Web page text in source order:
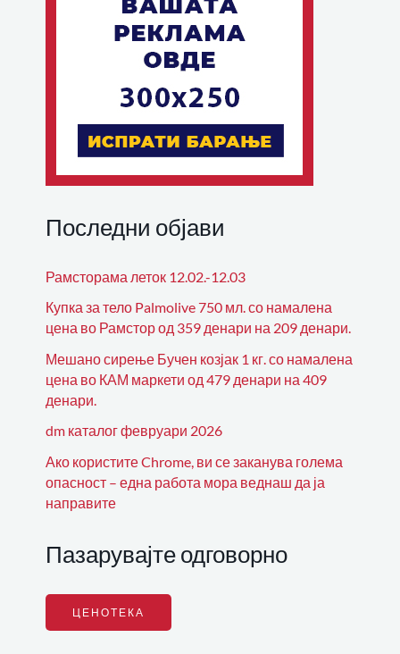
Последни објави
Рамсторама леток 12.02.-12.03
Купка за тело Palmolive 750 мл. со намалена
цена во Рамстор од 359 денари на 209 денари.
Мешано сирење Бучен козјак 1 кг. со намалена
цена во КАМ маркети од 479 денари на 409
денари.
dm каталог февруари 2026
Ако користите Chrome, ви се заканува голема
опасност – една работа мора веднаш да ја
направите
Пазарувајте одговорно
ЦЕНОТЕКА